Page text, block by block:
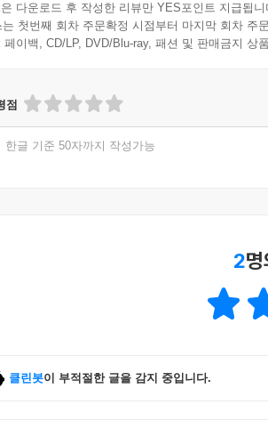
다운로드 후 작성한 리뷰만 YES포인트 지급됩니
는 첫번째 회차 주문확정 시점부터 마지막 회차 주
페이백, CD/LP, DVD/Blu-ray, 패션 및 판매금지 상
점
한글 기준 50자까지 작성가능
2
클린봇이 부적절한 글을 감지 중입니다.